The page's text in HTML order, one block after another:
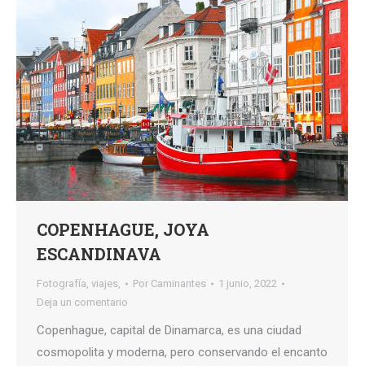
COPENHAGUE, JOYA
ESCANDINAVA
Fotografía, viajes, Por Caminantes
1 junio, 2022
Deja un comentario
Copenhague, capital de Dinamarca, es una ciudad
cosmopolita y moderna, pero conservando el encanto